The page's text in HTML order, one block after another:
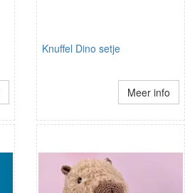
Knuffel Dino setje
Meer info